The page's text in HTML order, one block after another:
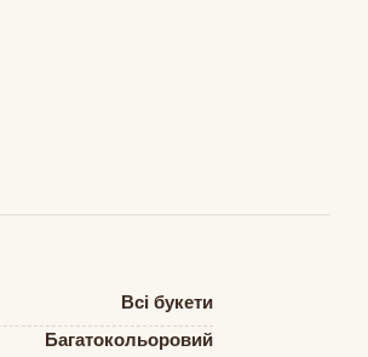
Всі букети
Багатокольоровий